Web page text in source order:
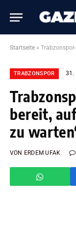
Startseite » Trabzonspor-
TRABZONSPOR 31.
bereit,
zu
VON ERDEM UFAK